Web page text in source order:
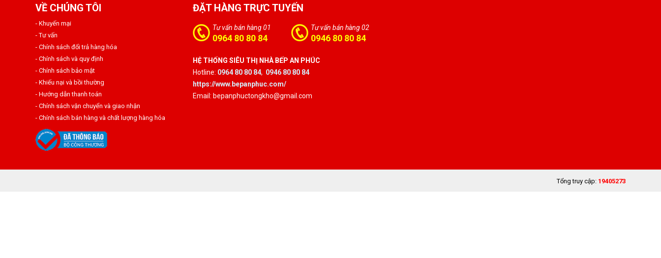
VỀ CHÚNG TÔI
- Khuyến mại
- Tư vấn
- Chính sách đổi trả hàng hóa
- Chính sách và quy định
- Chính sách bảo mật
- Khiếu nại và bồi thường
- Hướng dẫn thanh toán
- Chính sách vận chuyển và giao nhận
- Chính sách bán hàng và chất lượng hàng hóa
ĐẶT HÀNG TRỰC TUYẾN
Tư vấn bán hàng 01
0964 80 80 84
Tư vấn bán hàng 02
0946 80 80 84
HỆ THỐNG SIÊU THỊ NHÀ BẾP AN PHÚC
Hotline: 0964 80 80 84, 0946 80 80 84
https://www.bepanphuc.com/
Email: bepanphuctongkho@gmail.com
Tổng truy cập: 19405273